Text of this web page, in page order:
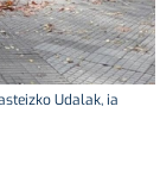
Udalak, ia